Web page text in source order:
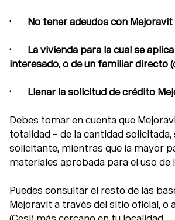
· No tener adeudos con Mejoravit
· La vivienda para la cual se
interesado, o de un familiar directo
· Llenar la solicitud de crédito
Debes tomar en cuenta que
totalidad – de la cantidad
solicitante, mientras que la mayor
materiales aprobada para el uso de
Puedes consultar el resto de las
Mejoravit a través del sitio oficial, o